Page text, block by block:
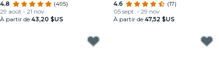
4.8
(495)
29 août - 21 nov.
À partir de 43,20 $US
4.6
(17)
05 sept. - 29 nov.
À partir de 47,52 $US